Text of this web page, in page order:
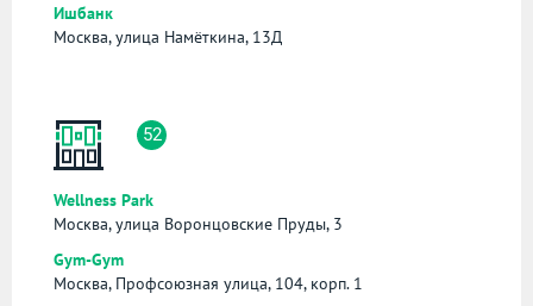
Ишбанк
Москва, улица Намёткина, 13Д
52
Wellness Park
Москва, улица Воронцовские Пруды, 3
Gym-Gym
Москва, Профсоюзная улица, 104, корп. 1